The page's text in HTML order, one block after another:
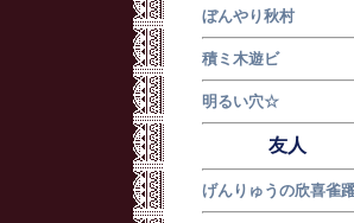
ぼんやり秋村
積ミ木遊ビ
明るい穴☆
友人
げんりゅうの欣喜雀